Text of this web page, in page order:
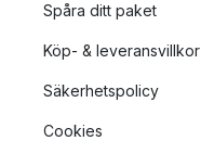
Spåra ditt paket
Köp- & leveransvillkor
Säkerhetspolicy
Cookies